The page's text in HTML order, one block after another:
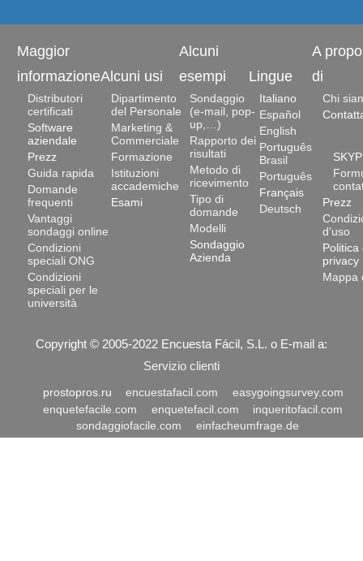
Maggior
informazione
Distributori
certificati
Software
aziendale
Prezz
Guida rapida
Domande
frequenti
Vantaggi
sondaggi online
Condizioni
speciali ONG
Condizioni
speciali per le
università
Alcuni usi
Dipartimento
del Personale
Marketing &
Commerciale
Formazione
Istituzioni
accademiche
Esami
Alcuni
esempi
Sondaggio
(e-mail, pop-
up,…)
Rapporto dei
risultati
Metodo di
ricevimento
Tipo di
domande
Modelli
Sondaggio
Azienda
Lingue
Italiano
Español
English
Português
Brasil
Português
Français
Deutsch
A
di
Chi
Prezz
d'uso
Politica
privacy
Mappa
prostopros.ru encuestafacil.com
easygoingsurvey.com
enquetefacile.com
enquetefacil.com
inqueritofacil.com
sondaggiofacile.com
einfacheumfrage.de
Copyright © 2005-2022 Encuesta Fácil, S.L. o E-mail a:
Servizio clienti